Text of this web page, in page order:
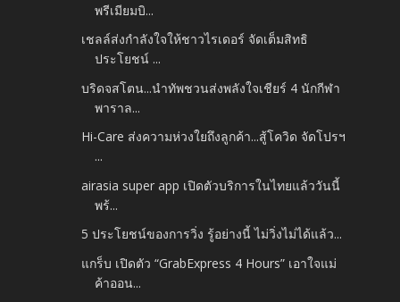
พรีเมียมบิ...
เชลล์ส่งกำลังใจให้ชาวไรเดอร์ จัดเต็มสิทธิ
ประโยชน์ ...
บริดจสโตน...นำทัพชวนส่งพลังใจเชียร์ 4 นักกีฬา
พาราล...
Hi-Care ส่งความห่วงใยถึงลูกค้า...สู้โควิด จัดโปรฯ
...
airasia super app เปิดตัวบริการในไทยแล้ววันนี้
พร้...
5 ประโยชน์ของการวิ่ง รู้อย่างนี้ ไม่วิ่งไม่ได้แล้ว...
แกร็บ เปิดตัว “GrabExpress 4 Hours” เอาใจแม่
ค้าออน...